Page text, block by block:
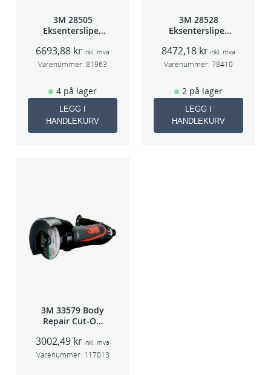
3M 28505
Eksentersliper
2,5mm slag
75mm
6693,88 kr inkl. mva
Varenummer: 81963
4 på lager
LEGG I
HANDLEKURV
3M 28528
Eksentersliper
3mm slag
70×198
8472,18 kr inkl. mva
Varenummer: 78410
2 på lager
LEGG I
HANDLEKURV
3M 33579 Body
Repair Cut-Off
75mm
3002,49 kr inkl. mva
Varenummer: 117013